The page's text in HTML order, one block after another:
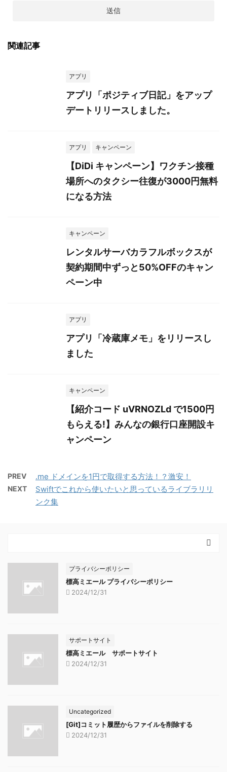
関連記事
アプリ
アプリ「ポジティブ日記」をアップ
デートリリースしました。
アプリ キャンペーン
【DiDi キャンペーン】ワクチン接種
場所へのタクシー往復が3000円無料
になる方法
キャンペーン
レンタルサーバカラフルボックスが
契約期間中ずっと50%OFFのキャン
ペーン中
アプリ
アプリ「冷蔵庫メモ」をリリースし
ました
キャンペーン
【紹介コード uVRNOZLd で1500円
もらえる!】みんなの銀行口座開設キ
ャンペーン
PREV .me ドメインを1円で取得する方法！？激安！
NEXT
Swiftでこれから使いたいと思っているライブラリリ
ンク集
プライバシーポリシー
標高ミエール プライバシーポリシー
2024/12/31
サポートサイト
標高ミエール サポートサイト
2024/12/31
Uncategorized
[Git]コミット履歴からファイルを削除する
2024/12/31